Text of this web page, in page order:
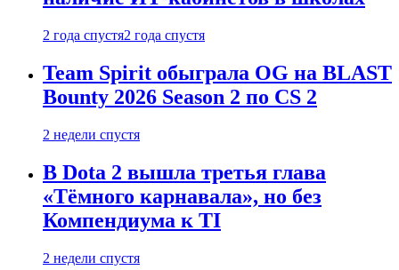
2 года спустя2 года спустя
Team Spirit обыграла OG на BLAST
Bounty 2026 Season 2 по CS 2
2 недели спустя
В Dota 2 вышла третья глава
«Тёмного карнавала», но без
Компендиума к TI
2 недели спустя